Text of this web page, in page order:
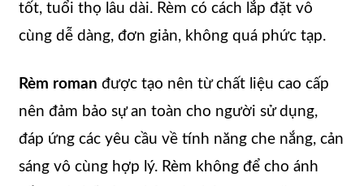
tốt, tuổi thọ lâu dài. Rèm có cách lắp đặt vô
cùng dễ dàng, đơn giản, không quá phức tạp.
Rèm roman được tạo nên từ chất liệu cao cấp
nên đảm bảo sự an toàn cho người sử dụng,
đáp ứng các yêu cầu về tính năng che nắng, cản
sáng vô cùng hợp lý. Rèm không để cho ánh